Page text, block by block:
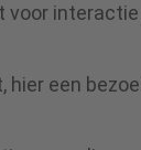
voor
een